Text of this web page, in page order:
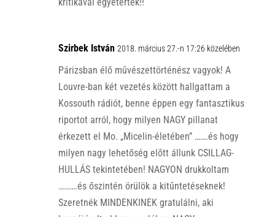
Szirbek István 2018. március 27.-n 17:26 közelében
Párizsban élő művészettörténész vagyok! A
Louvre-ban két vezetés között hallgattam a
Kossouth rádiót, benne éppen egy fantasztikus
riportot arról, hogy milyen NAGY pillanat
érkezett el Mo. „Micelin-életében” …….és hogy
milyen nagy lehetőség előtt állunk CSILLAG-
HULLÁS tekintetében! NAGYON drukkoltam
……….és őszintén örülök a kitűntetéseknek!
Szeretnék MINDENKINEK gratulálni, aki